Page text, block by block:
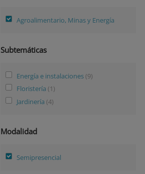
Agroalimentario, Minas y Energía
Subtemáticas
Energía e instalaciones (9)
Floristería (1)
Jardinería (4)
Modalidad
Semipresencial